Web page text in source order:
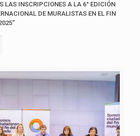
LAS INSCRIPCIONES A LA 6° EDICIÓN
DE MURALISTAS EN EL FIN